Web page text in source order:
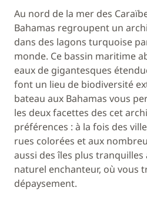
Au nord de la mer des
Bahamas regroupent un
dans des lagons turquoise
monde. Ce bassin maritime
eaux de gigantesques
font un lieu de biodiversité
bateau aux Bahamas vous
les deux facettes des cet
préférences : à la fois des
rues colorées et aux
aussi des îles plus tranquilles
naturel enchanteur, où vous
dépaysement.